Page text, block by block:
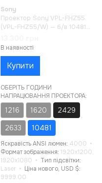
Sony
Проектор Sony VPL-FHZ55
(VPL-FHZ55/W) — б/в 10481
В наявності
Купити
ОБЕРІТЬ ГОДИНИ
НАПРАЦЮВАННЯ ПРОЕКТОРА:
1216 1620
2429
2633
10481
Яскравість ANSI люмен 4000
Формат зображення 1920x1200,
1920x1080
Тип підсвітки
Laser
Ціна нового, USD $
9999.00